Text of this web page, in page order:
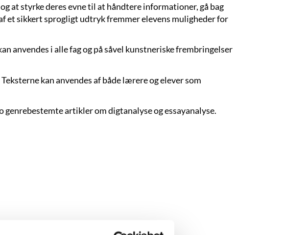
at styrke deres evne til at håndtere informationer, gå bag
et sikkert sprogligt udtryk fremmer elevens muligheder for
anvendes i alle fag og på såvel kunstneriske frembringelser
kan anvendes af både lærere og elever som
artikler om digtanalyse og essayanalyse.